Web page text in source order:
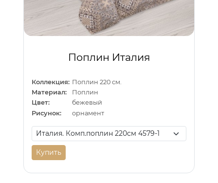
Поплин Италия
Коллекция: Поплин 220 см.
Материал:
Поплин
Цвет:
бежевый
Рисунок:
орнамент
Купить